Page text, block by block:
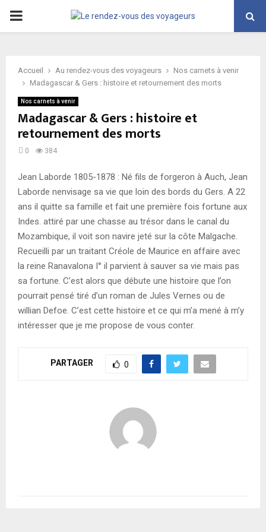
PRIMARY
Accueil Au rendez-vous des voyageurs
Nos carnets à venir
Madagascar & Gers : histoire et retournement des morts
Nos carnets à venir
Madagascar & Gers : histoire et
retournement des morts
0 384
Jean Laborde 1805-1878 : Né fils de forgeron à Auch, Jean
Laborde nenvisage sa vie que loin des bords du Gers. A 22
ans il quitte sa famille et fait une première fois fortune aux
Indes. attiré par une chasse au trésor dans le canal du
Mozambique, il voit son navire jeté sur la côte Malgache.
Recueilli par un traitant Créole de Maurice en affaire avec
la reine Ranavalona I° il parvient à sauver sa vie mais pas
sa fortune. C’est alors que débute une histoire que l’on
pourrait pensé tiré d’un roman de Jules Vernes ou de
willian Defoe. C’est cette histoire et ce qui m’a mené à m’y
intéresser que je me propose de vous conter.
PARTAGER 0